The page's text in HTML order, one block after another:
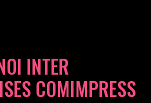
INTER
COMIMPRESS